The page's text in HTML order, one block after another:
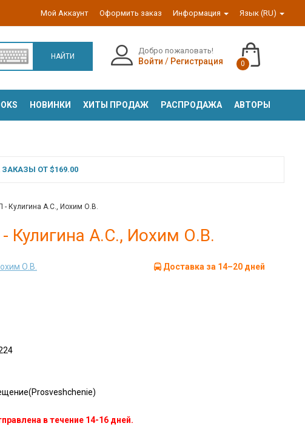
Мой Аккаунт Оформить заказ Информация Язык (RU)
НАЙТИ
Добро пожаловать!
Войти / Регистрация 0
НОВИНКИ ХИТЫ ПРОДАЖ РАСПРОДАЖА АВТОРЫ
ОТ $169.00
- Кулигина А.С., Иохим О.В.
Кулигина А.С., Иохим О.В.
О.В.
в течение 14-16 дней.
Доставка за 14–20 дней